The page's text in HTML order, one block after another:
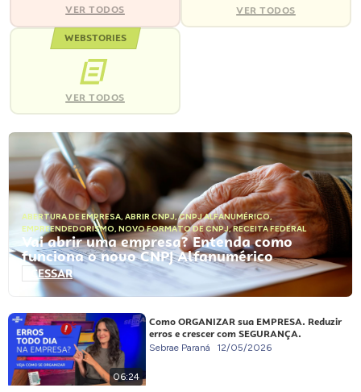
VER TODOS VER TODOS
WEBSTORIES
VER TODOS
ABERTURA DE EMPRESA, ABRIR CNPJ,CNPJ ALFANUMÉRICO,
EMPREENDEDORISMO, NOVO FORMATO DE CNPJ,RECEITA FEDERAL
Vai abrir uma empresa? Entenda como
funciona o novo CNPJ Alfanumérico
ACESSAR
06:24
Como ORGANIZAR sua EMPRESA. Reduzir
erros e crescer com SEGURANÇA.
Sebrae Paraná 12/05/2026